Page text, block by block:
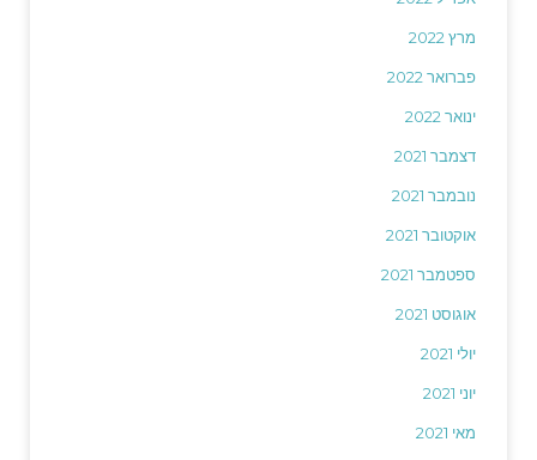
מרץ 2022
פברואר 2022
ינואר 2022
דצמבר 2021
נובמבר 2021
אוקטובר 2021
ספטמבר 2021
אוגוסט 2021
יולי 2021
יוני 2021
מאי 2021